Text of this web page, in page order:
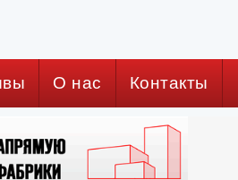
О нас Контакты